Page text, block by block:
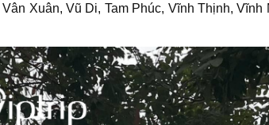
Xuân, Vũ Di, Tam Phúc, Vĩnh Thịnh, Vĩnh